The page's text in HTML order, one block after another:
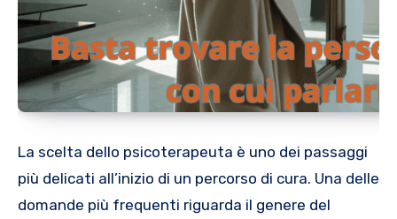
La scelta dello psicoterapeuta è uno dei passaggi
più delicati all’inizio di un percorso di cura. Una delle
domande più frequenti riguarda il genere del